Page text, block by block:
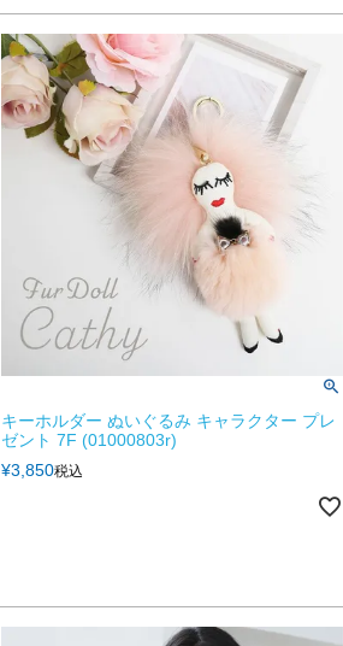
キーホルダー ぬいぐるみ キャラクター プレ
ゼント 7F (01000803r)
¥3,850税込